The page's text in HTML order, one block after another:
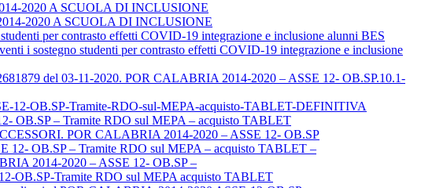
2020 A SCUOLA DI INCLUSIONE
2020 A SCUOLA DI INCLUSIONE
per contrasto effetti COVID-19 integrazione e inclusione alunni BES
i sostegno studenti per contrasto effetti COVID-19 integrazione e inclusione
del 03-11-2020. POR CALABRIA 2014-2020 – ASSE 12- OB.SP.10.1-
12-OB.SP-Tramite-RDO-sul-MEPA-acquisto-TABLET-DEFINITIVA
OB.SP – Tramite RDO sul MEPA – acquisto TABLET
POR CALABRIA 2014-2020 – ASSE 12- OB.SP
12- OB.SP – Tramite RDO sul MEPA – acquisto TABLET –
2014-2020 – ASSE 12- OB.SP –
OB.SP-Tramite RDO sul MEPA acquisto TABLET